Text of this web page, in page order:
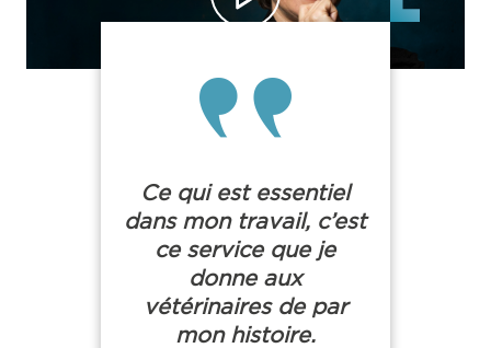
Ce qui est essentiel
dans mon travail, c’est
ce service que je
donne aux
vétérinaires de par
mon histoire.